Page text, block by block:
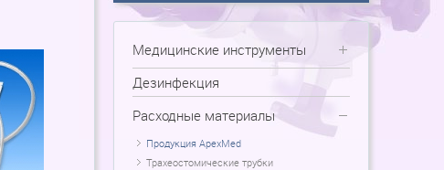
Медицинские инструменты
Дезинфекция
Расходные материалы
Продукция ApexMed
Трахеостомические трубки